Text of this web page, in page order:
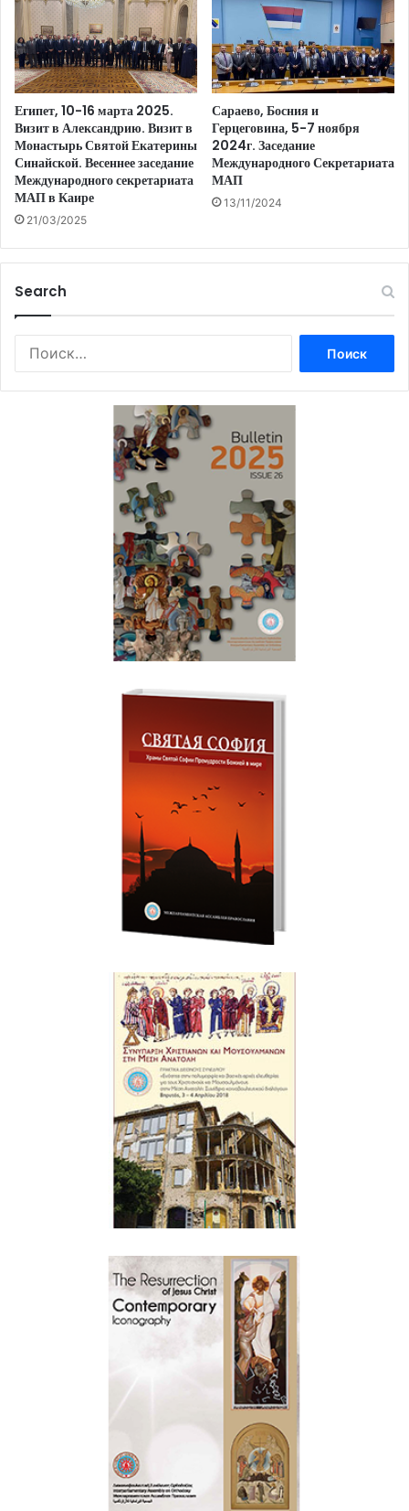
Египет, 10-16 марта 2025.
Визит в Александрию. Визит в
Монастырь Святой Екатерины
Синайской. Весеннее заседание
Международного секретариата
МАП в Каире
21/03/2025
Сараево, Босния и
Герцеговина, 5-7 ноября
2024г. Заседание
Международного Секретариата
МАП
13/11/2024
Search